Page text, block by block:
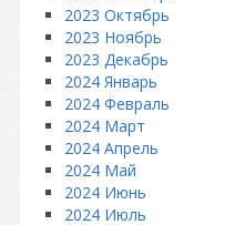
2023 Октябрь
2023 Ноябрь
2023 Декабрь
2024 Январь
2024 Февраль
2024 Март
2024 Апрель
2024 Май
2024 Июнь
2024 Июль